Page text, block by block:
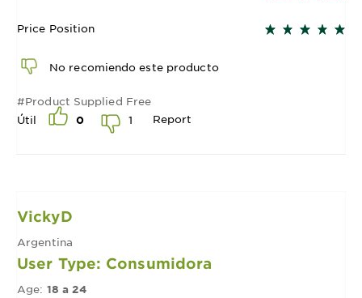
Price Position
No recomiendo este producto
#Product Supplied Free
Útil
0 1 Report
VickyD
Argentina
User Type: Consumidora
Age: 18 a 24